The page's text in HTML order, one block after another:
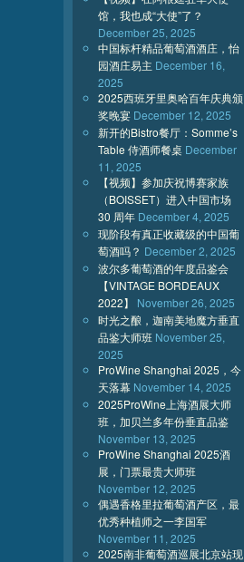
馆，我也成“大使”了？
December 25, 2025
中国标杆精品葡萄酒酒庄，怡
园酒庄易主 December 16,
2025
2025西班牙里奥哈百年庆典颁
奖晚宴 December 12, 2025
新开的Bistro餐厅：Somme’s
Table 侍酒师餐桌 December
11, 2025
【视频】参加庆祝博赛家族
（BOISSET）进入中国市场
30 周年 December 4, 2025
现阶段有真正收藏级的中国葡
萄酒吗？ December 2, 2025
波尔多葡萄酒的年度品鉴会
【VINTAGE BORDEAUX
2022】
November 26, 2025
时光之酿，迦南美地魔方垂直
品鉴大师班 November 25,
2025
ProWine Shanghai 2025，今
天落幕 November 14, 2025
2025ProWine上海酒展大师
班，加贝兰多年份垂直品鉴
November 13, 2025
ProWine Shanghai 2025酒
展，门票最贵大师班
November 12, 2025
偶遇香格里拉葡萄酒产区，最
优秀种植师之一李国军
November 11, 2025
2025南非葡萄酒巡展北京站现